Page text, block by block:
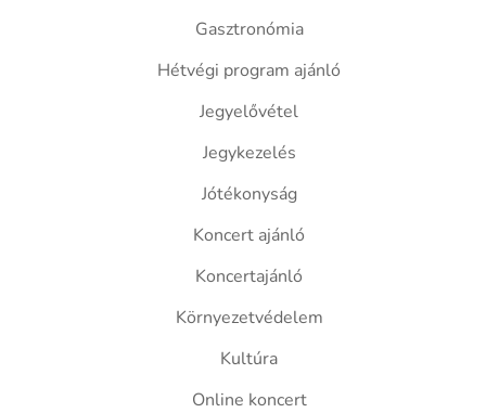
Gasztronómia
Hétvégi program ajánló
Jegyelővétel
Jegykezelés
Jótékonyság
Koncert ajánló
Koncertajánló
Környezetvédelem
Kultúra
Online koncert